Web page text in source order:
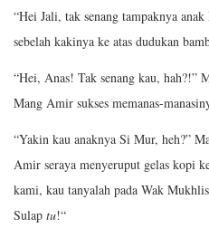
“Hei Jali, tak senang tampaknya anak
sebelah kakinya ke atas dudukan
“Hei, Anas! Tak senang kau, hah?!”
Mang Amir sukses memanas-
“Yakin kau anaknya Si Mur, heh?”
Amir seraya menyeruput gelas kopi
kami, kau tanyalah pada Wak
Sulap tu!“